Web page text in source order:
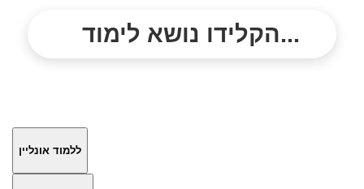
הקלידו נושא לימוד...
ללמוד אונליין